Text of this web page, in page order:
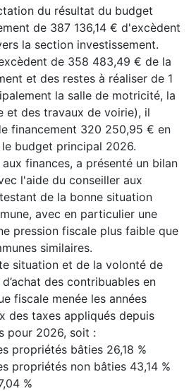
du résultat du budget
de 387 136,14 € d'excèdent
la section investissement.
de 358 483,49 € de la
et des restes à réaliser de 1
la salle de motricité, la
et des travaux de voirie), il
financement 320 250,95 € en
budget principal 2026.
finances, a présenté un bilan
l'aide du conseiller aux
de la bonne situation
avec en particulier une
pression fiscale plus faible que
similaires.
situation et de la volonté de
des contribuables en
fiscale menée les années
des taxes appliqués depuis
pour 2026, soit :
propriétés bâties 26,18 %
propriétés non bâties 43,14 %
%